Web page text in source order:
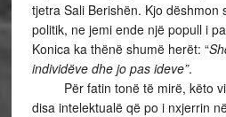
tjetra Sali Berishën. Kjo dëshmon
politik, ne jemi ende një popull i
Konica ka thënë shumë herët: “
individëve dhe jo pas ideve”.
Për fatin tonë të mirë, këto
disa intelektualë që po i nxjerrin